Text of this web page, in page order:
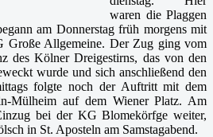
waren die Plaggen
am Donnerstag früh morgens mit
Große Allgemeine. Der Zug ging vom
des Kölner Dreigestirns, das von den
wurde und sich anschließend den
folgte noch der Auftritt mit dem
Mülheim auf dem Wiener Platz. Am
bei der KG Blomekörfge weiter,
in St. Aposteln am Samstagabend.